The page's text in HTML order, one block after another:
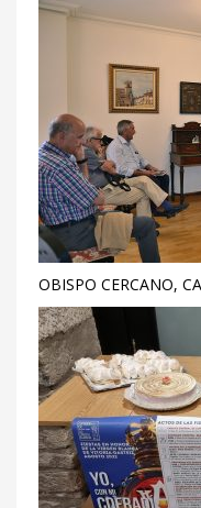
OBISPO CERCANO,